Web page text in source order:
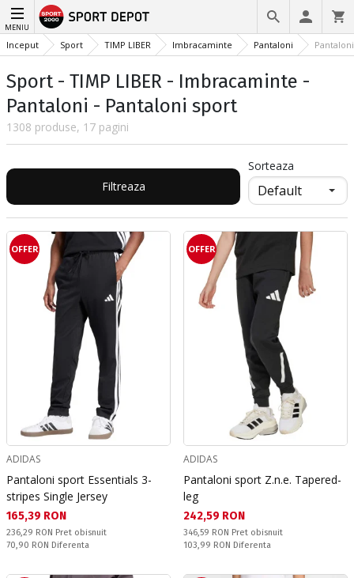
MENIU
Inceput Sport TIMP LIBER Imbracaminte Pantaloni
Sport - TIMP LIBER - Imbracaminte -
Pantaloni - Pantaloni sport
1308 produse, 17 pagini
Filtreaza
Sorteaza
OFFER
ADIDAS
Pantaloni sport Essentials 3-
stripes Single Jersey
Текуща цена:
165,39 RON
Pret obisnuit:
236,29 RON Pret obisnuit
Спестявате:
70,90 RON Diferenta
OFFER
ADIDAS
Pantaloni sport Z.n.e. Tapered-
leg
Текуща цена:
242,59 RON
Pret obisnuit:
346,59 RON Pret obisnuit
Спестявате:
103,99 RON Diferenta